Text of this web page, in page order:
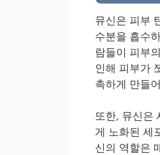
뮤신은 피부
수분을 흡수
람들이 피부
인해 피부가
촉하게 만들
또한, 뮤신은
게 노화된 세
신의 역할은